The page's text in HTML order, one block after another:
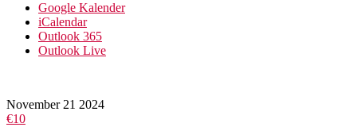
Google Kalender
iCalendar
Outlook 365
Outlook Live
November 21 2024
€10